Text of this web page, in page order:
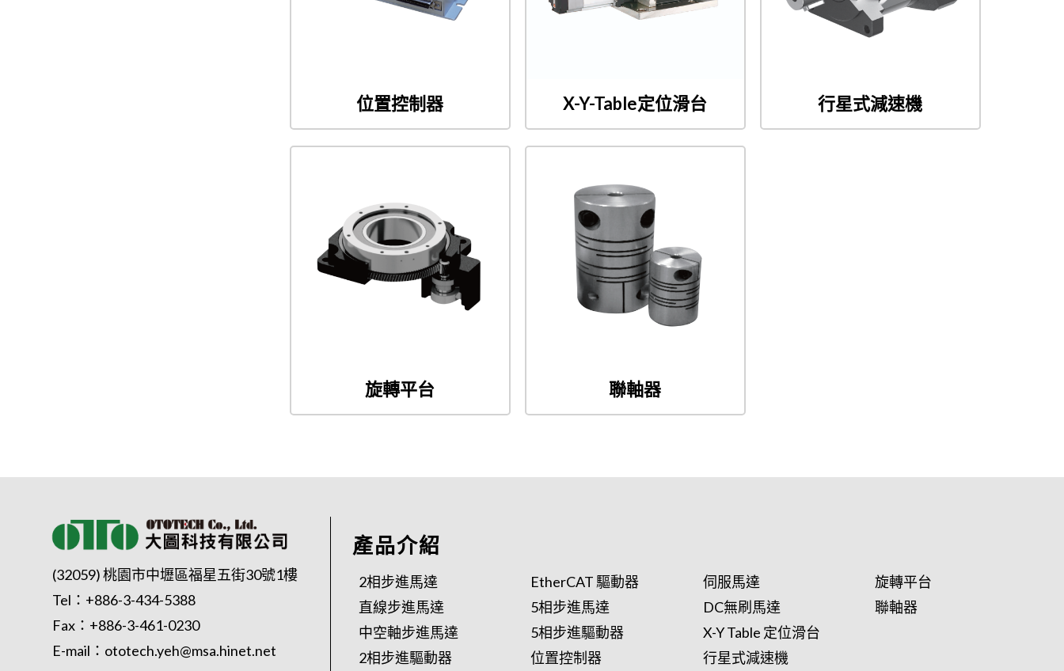
位置控制器 X-Y-Table定位滑台 行星式減速機
旋轉平台 聯軸器
(32059) 桃園市中壢區福星五街30號1樓
Tel： +886-3-434-5388
Fax：+886-3-461-0230
E-mail： ototech.yeh@msa.hinet.net
產品介紹
2相步進馬達
直線步進馬達
中空軸步進馬達
2相步進驅動器
EtherCAT 驅動器
5相步進馬達
5相步進驅動器
位置控制器
伺服馬達
DC無刷馬達
X-Y Table 定位滑台
行星式減速機
旋轉平台
聯軸器